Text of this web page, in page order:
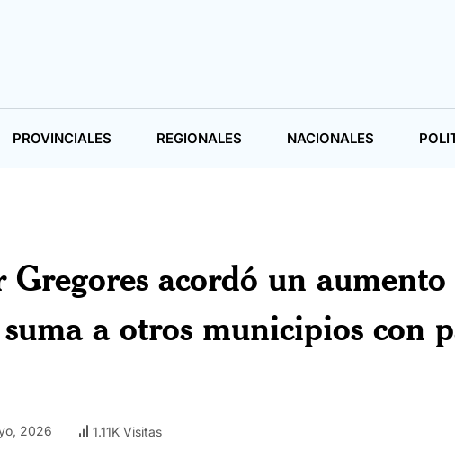
PROVINCIALES REGIONALES NACIONALES
Gregores acordó un
suma a otros municipios con
2026 1.11K Visitas